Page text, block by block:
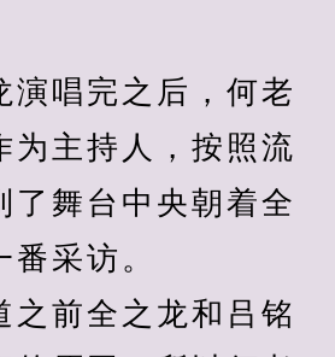
唱完之后，何老
为主持人，按照流
了舞台中央朝着全
采访。
前全之龙和吕铭